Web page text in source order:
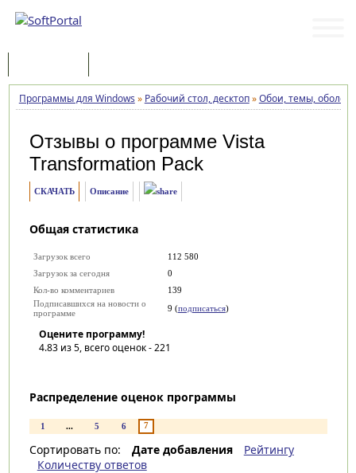
Программы для Windows » Рабочий стол, десктоп»Обои, темы,
Отзывы о программе Vista
Transformation Pack
СКАЧАТЬ Описание
Общая статистика
Загрузок всего
112 580
Загрузок за сегодня
0
Кол-во комментариев
139
Подписавшихся на новости о
программе
9 (подписаться)
Оцените программу!
4.83из 5, всего оценок -221
Распределение оценок программы
1 ... 5 6 7
Сортировать по: Дате добавления
Рейтингу
Количеству ответов